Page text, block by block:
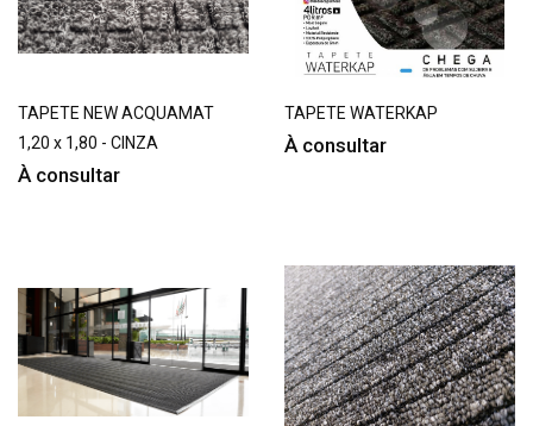
TAPETE NEW ACQUAMAT
1,20 x 1,80 - CINZA
À consultar
TAPETE WATERKAP
À consultar